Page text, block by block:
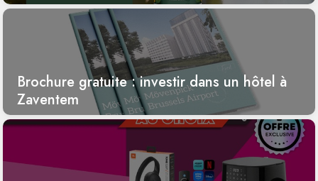
Brochure gratuite : investir dans un hôtel à
Zaventem